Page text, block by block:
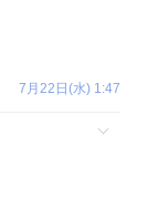
7月22日(水) 1:47